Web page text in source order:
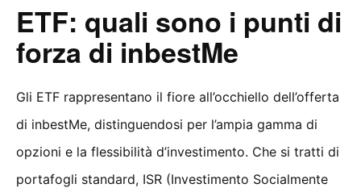
ETF: quali sono i punti di
forza di inbestMe
Gli ETF rappresentano il fiore all’occhiello dell’offerta
di inbestMe, distinguendosi per l’ampia gamma di
opzioni e la flessibilità d’investimento. Che si tratti di
portafogli standard, ISR (Investimento Socialmente